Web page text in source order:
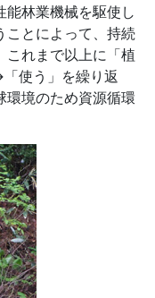
能林業機械を駆使し
ことによって、持続
これまで以上に「植
使う」を繰り返
環境のため資源循環